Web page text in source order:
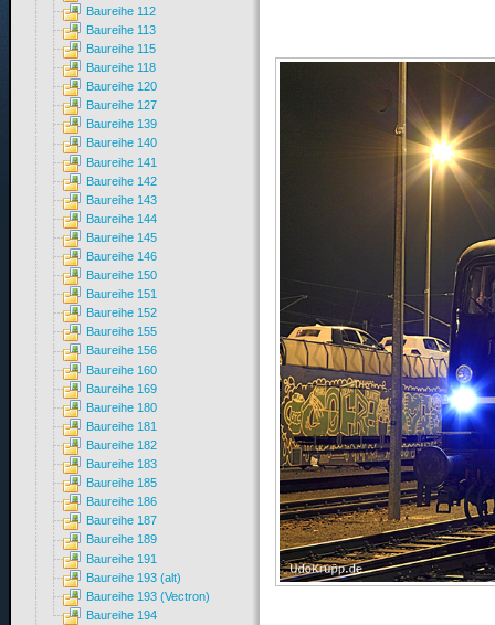
Baureihe 112
Baureihe 113
Baureihe 115
Baureihe 118
Baureihe 120
Baureihe 127
Baureihe 139
Baureihe 140
Baureihe 141
Baureihe 142
Baureihe 143
Baureihe 144
Baureihe 145
Baureihe 146
Baureihe 150
Baureihe 151
Baureihe 152
Baureihe 155
Baureihe 156
Baureihe 160
Baureihe 169
Baureihe 180
Baureihe 181
Baureihe 182
Baureihe 183
Baureihe 185
Baureihe 186
Baureihe 187
Baureihe 189
Baureihe 191
Baureihe 193 (alt)
Baureihe 193 (Vectron)
Baureihe 194